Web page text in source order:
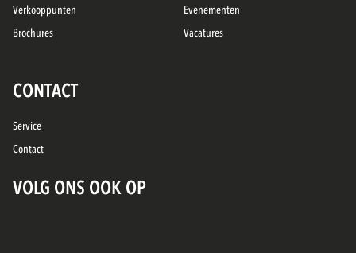
Verkooppunten
Brochures
Evenementen
Vacatures
CONTACT
Service
Contact
VOLG ONS OOK OP